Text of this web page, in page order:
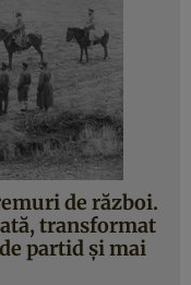
de război.
transformat
partid şi mai